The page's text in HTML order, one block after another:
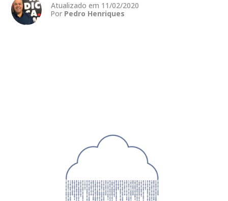
Atualizado em 11/02/2020
Por Pedro Henriques